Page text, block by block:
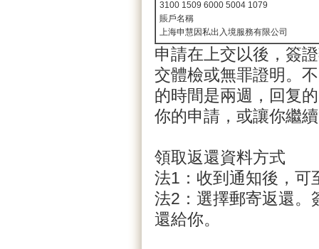
3100 1509 6000 5004 1079
賬戶名稱
上海申慧因私出入境服務有限公司
申請在上交以後，簽
交體檢或無罪證明。
的時間是兩週，回复
你的申請，或讓你繼
領取返還資料方式
法1：收到通知後，可
法2：選擇郵寄返還。
還給你。